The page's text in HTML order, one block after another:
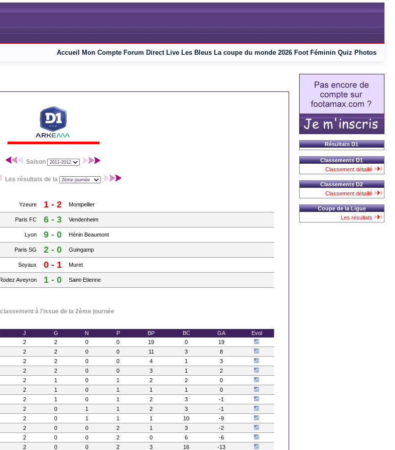
Accueil Mon Compte Forum Direct Live Les Bleus La coupe du monde 2026 Foot Féminin Quiz Photos
Saison
Les résultats de la
Yzeure 1 - 2 Montpellier
Paris FC 6 - 3 Vendenheim
Lyon 9 - 0 Hénin Beaumont
Paris SG 2 - 0 Guingamp
Soyaux 0 - 1 Muret
Rodez Aveyron 1 - 0 Saint-Etienne
à l'issue de la 2ème journée
J G N P BP BC GA
Evol
2 2 0 0 19 0
19
2 2 0 0 11 3
8
2 2 0 0 4 1
3
2 2 0 0 3 1
2
2 1 0 1 2 2
0
2 1 0 1 1 1
0
2 1 0 1 2 3
-1
2 0 1 1 2 3
-1
2 0 1 1 1 10
-9
2 0 0 2 1 3
-2
2 0 0 2 0 6
-6
2 0 0 2 3 16 -13
Résultats D1
Classements D1
Classement détaillé
Classements D2
Classement détaillé
Coupe de la Ligue
Les résultats